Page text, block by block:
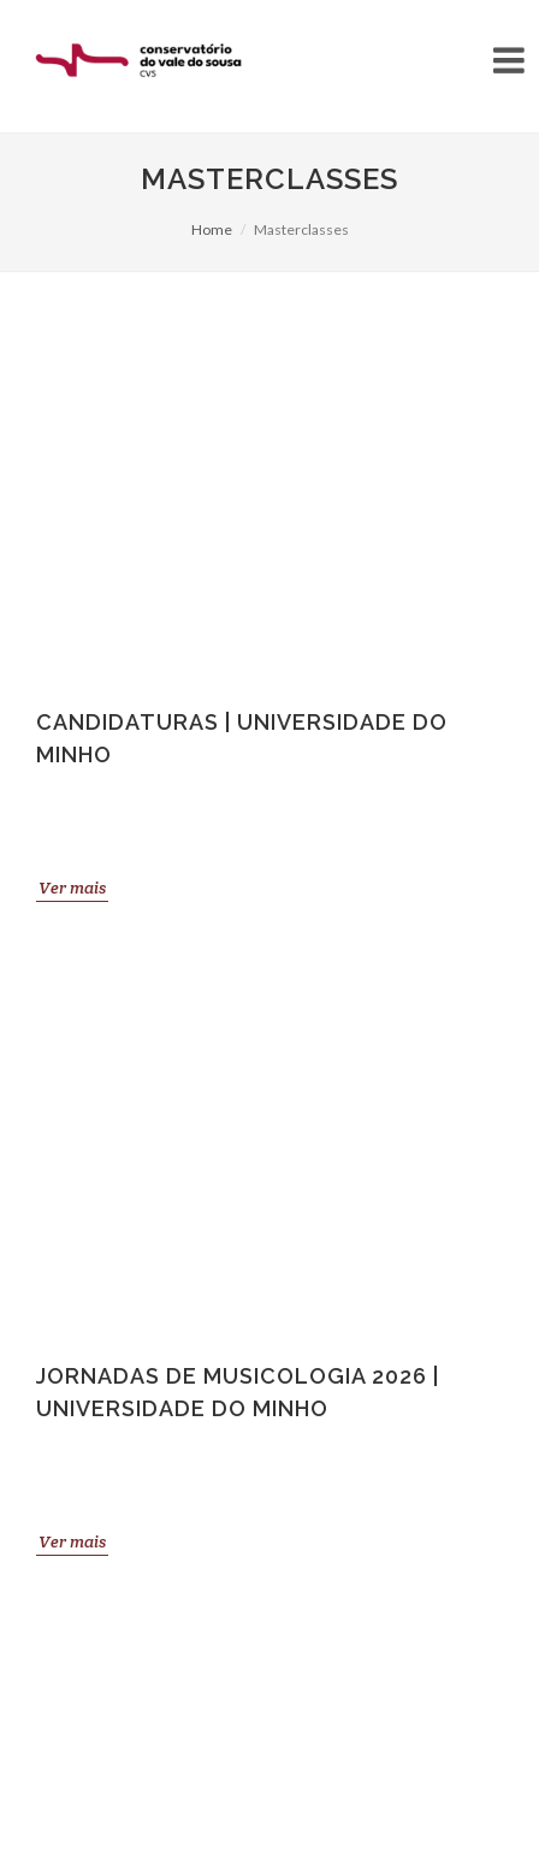
MASTERCLASSES
Home Masterclasses
CANDIDATURAS | UNIVERSIDADE DO
MINHO
Ver mais
JORNADAS DE MUSICOLOGIA 2026 |
UNIVERSIDADE DO MINHO
Ver mais